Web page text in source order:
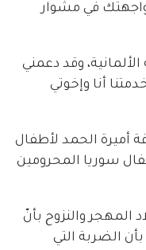
واجهتك في مشوار
وقد دعمني
أنا وإخوتي
أميرة الحمد لأطفال
سوريا المحرومين
المهجر والنزوح بأنّ
الضربة التي